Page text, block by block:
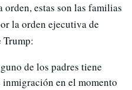
estas son las familias
la orden ejecutiva de
de los padres tiene
en el momento